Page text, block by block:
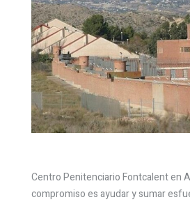
Centro Penitenciario Fontcalent en
compromiso es ayudar y sumar